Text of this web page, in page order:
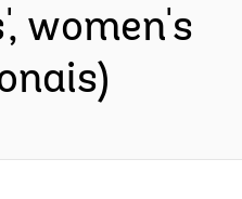
women's